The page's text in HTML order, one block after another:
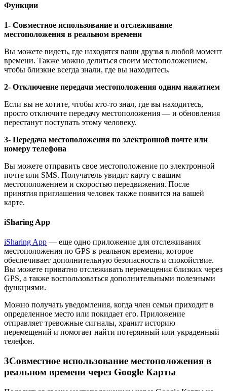
Функции
1- Совместное использование и отслеживание
местоположения в реальном времени
Вы можете видеть, где находятся ваши друзья в любой момент
времени. Также можно делиться своим местоположением,
чтобы близкие всегда знали, где вы находитесь.
2- Отключение передачи местоположения одним нажатием
Если вы не хотите, чтобы кто-то знал, где вы находитесь,
просто отключите передачу местоположения — и обновления
перестанут поступать этому человеку.
3- Передача местоположения по электронной почте или
номеру телефона
Вы можете отправить свое местоположение по электронной
почте или SMS. Получатель увидит карту с вашим
местоположением и скоростью передвижения. После
принятия приглашения человек также появится на вашей
карте.
iSharing App
iSharing App — еще одно приложение для отслеживания
местоположения по GPS в реальном времени, которое
обеспечивает дополнительную безопасность и спокойствие.
Вы можете приватно отслеживать перемещения близких через
GPS, а также воспользоваться дополнительными полезными
функциями.
Можно получать уведомления, когда член семьи приходит в
определенное место или покидает его. Приложение
отправляет тревожные сигналы, хранит историю
перемещений и помогает найти потерянный или украденный
телефон.
3Совместное использование местоположения в
реальном времени через Google Карты